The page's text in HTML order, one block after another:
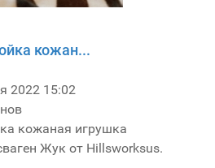
кожан...
2022 15:02
кожаная игрушка
Жук от Hillsworksus.